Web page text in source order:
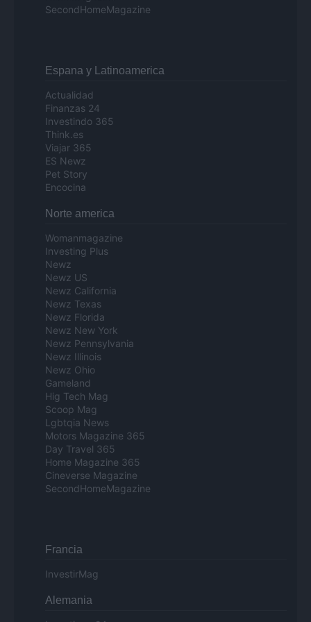
SecondHomeMagazine
Espana y Latinoamerica
Actualidad
Finanzas 24
Investindo 365
Think.es
Viajar 365
ES Newz
Pet Story
Encocina
Norte america
Womanmagazine
Investing Plus
Newz
Newz US
Newz California
Newz Texas
Newz Florida
Newz New York
Newz Pennsylvania
Newz Illinois
Newz Ohio
Gameland
Hig Tech Mag
Scoop Mag
Lgbtqia News
Motors Magazine 365
Day Travel 365
Home Magazine 365
Cineverse Magazine
SecondHomeMagazine
Francia
InvestirMag
Alemania